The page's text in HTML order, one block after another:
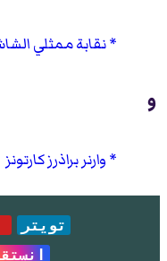
نقابة ممثلي
و
وارنر براذرز كارتونز
تويتر